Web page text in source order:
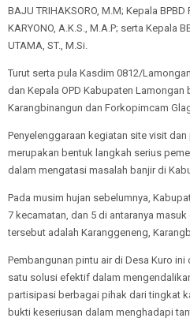
BAJU TRIHAKSORO, M.M; Kepala
KARYONO, A.K.S., M.A.P; serta Kepala
UTAMA, ST., M.Si.
Turut serta pula Kasdim 0812/
dan Kepala OPD Kabupaten
Karangbinangun dan Forkopimcam
Penyelenggaraan kegiatan site visit
merupakan bentuk langkah serius
dalam mengatasi masalah banjir di
Pada musim hujan sebelumnya,
7 kecamatan, dan 5 di antaranya
tersebut adalah Karanggeneng,
Pembangunan pintu air di Desa Kuro
satu solusi efektif dalam
partisipasi berbagai pihak dari tingkat
bukti keseriusan dalam menghadapi